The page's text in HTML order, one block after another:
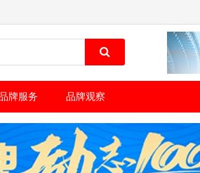
牌服务 品牌观察